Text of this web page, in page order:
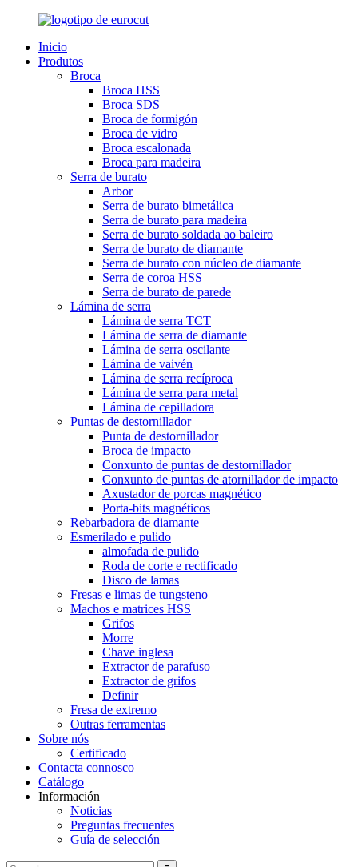
Inicio
Produtos
Broca
Broca HSS
Broca SDS
Broca de formigón
Broca de vidro
Broca escalonada
Broca para madeira
Serra de burato
Arbor
Serra de burato bimetálica
Serra de burato para madeira
Serra de burato soldada ao baleiro
Serra de burato de diamante
Serra de burato con núcleo de diamante
Serra de coroa HSS
Serra de burato de parede
Lámina de serra
Lámina de serra TCT
Lámina de serra de diamante
Lámina de serra oscilante
Lámina de vaivén
Lámina de serra recíproca
Lámina de serra para metal
Lámina de cepilladora
Puntas de destornillador
Punta de destornillador
Broca de impacto
Conxunto de puntas de destornillador
Conxunto de puntas de atornillador de impacto
Axustador de porcas magnético
Porta-bits magnéticos
Rebarbadora de diamante
Esmerilado e pulido
almofada de pulido
Roda de corte e rectificado
Disco de lamas
Fresas e limas de tungsteno
Machos e matrices HSS
Grifos
Morre
Chave inglesa
Extractor de parafuso
Extractor de grifos
Definir
Fresa de extremo
Outras ferramentas
Sobre nós
Certificado
Contacta connosco
Catálogo
Información
Noticias
Preguntas frecuentes
Guía de selección